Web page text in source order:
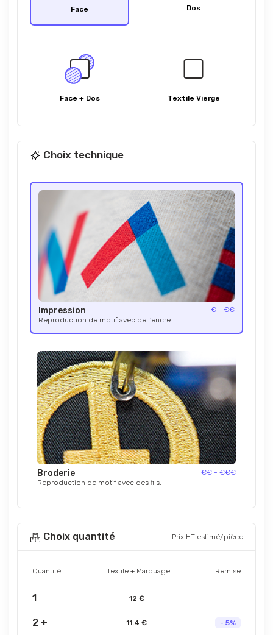
Face Dos
Face + Dos Textile Vierge
Choix technique
Impression
€ - €€
Reproduction de motif avec de l’encre.
Broderie
€€ - €€€
Reproduction de motif avec des fils.
Choix quantité Prix HT estimé/pièce
Quantité Textile + Marquage Remise
1 12 €
2 + 11.4 € - 5%